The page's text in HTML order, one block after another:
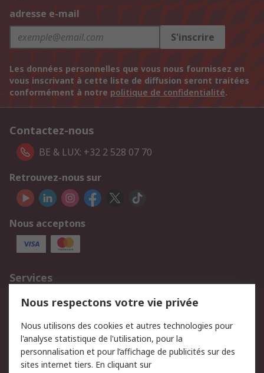
adresse e-mail
S'inscrire
Les données personnelles que vous nous fournissez en
vous inscrivant à cette liste de diffusion seront traitées
conformément à notre politique de confidentialité.
Contactez-nous
BE & LUX: +32 2 528 07 70
Retrouvez-nous sur
Nous acceptons
Services
750.000 produits
2.500 marques
Retours
Support technique
Track & trace
Nous respectons votre vie privée
Nous utilisons des cookies et autres technologies pour
l'analyse statistique de l'utilisation, pour la
personnalisation et pour l’affichage de publicités sur des
sites internet tiers. En cliquant sur